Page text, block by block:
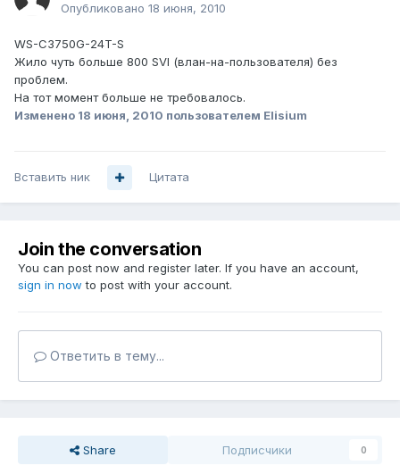
Опубликовано 18 июня, 2010
WS-C3750G-24T-S
Жило чуть больше 800 SVI (влан-на-пользователя) без
проблем.
На тот момент больше не требовалось.
Изменено 18 июня, 2010 пользователем Elisium
Вставить ник Цитата
Join the conversation
You can post now and register later. If you have an account,
sign in now to post with your account.
Ответить в тему...
Share Подписчики 0